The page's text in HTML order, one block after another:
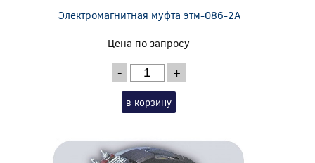
Электромагнитная муфта этм-086-2А
Цена по запросу
- +
в корзину